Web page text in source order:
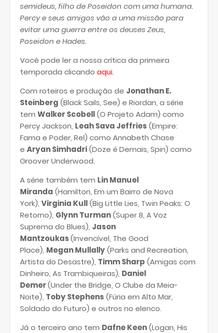
semideus, filho de Poseidon com uma humana.
Percy e seus amigos vão a uma missão para
evitar uma guerra entre os deuses Zeus,
Poseidon e Hades.
Você pode ler a nossa crítica da primeira
temporada clicando aqui.
Com roteiros e produção de Jonathan E.
Steinberg (Black Sails, See) e Riordan, a série
tem Walker Scobell(O Projeto Adam) como
Percy Jackson, Leah Sava Jeffries (Empire:
Fama e Poder, Rel) como Annabeth Chase
e Aryan Simhadri(Doze é Demais, Spin) como
Groover Underwood.
A série também tem Lin Manuel
Miranda (Hamilton, Em um Bairro de Nova
York), Virginia Kull(Big Little Lies, Twin Peaks: O
Retorno), Glynn Turman(Super 8, A Voz
Suprema do Blues), Jason
Mantzoukas(Invencível, The Good
Place), Megan Mullally(Parks and Recreation,
Artista do Desastre), Timm Sharp (Amigas com
Dinheiro, As Trambiqueiras), Daniel
Demer(Under the Bridge, O Clube da Meia-
Noite), Toby Stephens (Fúria em Alto Mar,
Soldado do Futuro) e outros no elenco.
Já o terceiro ano tem Dafne Keen(Logan, His